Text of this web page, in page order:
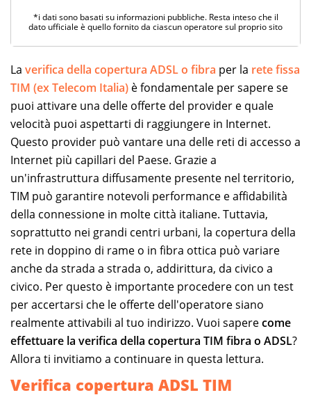
*i dati sono basati su informazioni pubbliche. Resta inteso che il
dato ufficiale è quello fornito da ciascun operatore sul proprio sito
La verifica della copertura ADSL o fibra per la rete fissa
TIM (ex Telecom Italia) è fondamentale per sapere se
puoi attivare una delle offerte del provider e quale
velocità puoi aspettarti di raggiungere in Internet.
Questo provider può vantare una delle reti di accesso a
Internet più capillari del Paese. Grazie a
un'infrastruttura diffusamente presente nel territorio,
TIM può garantire notevoli performance e affidabilità
della connessione in molte città italiane. Tuttavia,
soprattutto nei grandi centri urbani, la copertura della
rete in doppino di rame o in fibra ottica può variare
anche da strada a strada o, addirittura, da civico a
civico. Per questo è importante procedere con un test
per accertarsi che le offerte dell'operatore siano
realmente attivabili al tuo indirizzo. Vuoi saperecome
effettuare la verifica della copertura TIM fibra o ADSL?
Allora ti invitiamo a continuare in questa lettura.
Verifica copertura ADSL TIM